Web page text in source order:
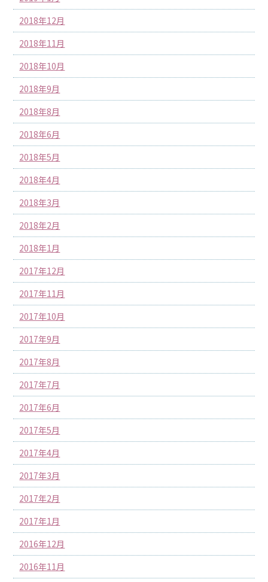
2018年12月
2018年11月
2018年10月
2018年9月
2018年8月
2018年6月
2018年5月
2018年4月
2018年3月
2018年2月
2018年1月
2017年12月
2017年11月
2017年10月
2017年9月
2017年8月
2017年7月
2017年6月
2017年5月
2017年4月
2017年3月
2017年2月
2017年1月
2016年12月
2016年11月